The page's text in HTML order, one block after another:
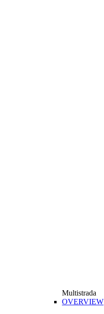
Multistrada
OVERVIEW